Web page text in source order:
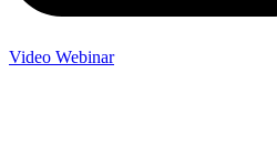
Video Webinar